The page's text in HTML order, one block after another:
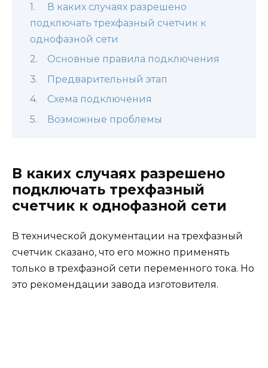
В каких случаях разрешено
подключать трехфазный счетчик к
однофазной сети
Основные правила подключения
Предварительный этап
Схема подключения
Возможные проблемы
В каких случаях разрешено
подключать трехфазный
счетчик к однофазной сети
В технической документации на трехфазный
счетчик сказано, что его можно применять
только в трехфазной сети переменного тока. Но
это рекомендации завода изготовителя.